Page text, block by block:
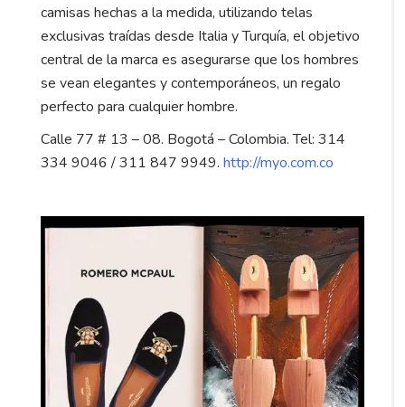
camisas hechas a la medida, utilizando telas
exclusivas traídas desde Italia y Turquía, el objetivo
central de la marca es asegurarse que los hombres
se vean elegantes y contemporáneos, un regalo
perfecto para cualquier hombre.
Calle 77 # 13 – 08. Bogotá – Colombia. Tel: 314
334 9046 / 311 847 9949. http://myo.com.co